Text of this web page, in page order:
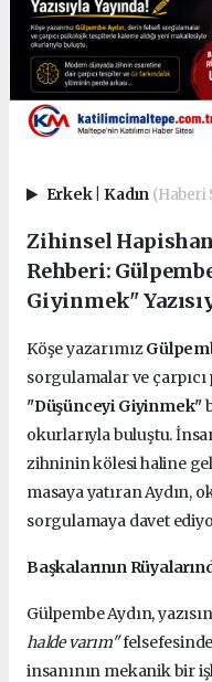
Erkek Kadın (Haberi
Zihinsel
Rehberi:
Giyinmek"
Köşe yazarımız
sorgulamalar ve
"Düşünceyi Giyinmek"
okurlarıyla buluştu.
zihninin kölesi haline
masaya yatıran Aydın,
sorgulamaya davet
Başkalarının
Gülpembe Aydın,
halde varım"
insanının mekanik bir